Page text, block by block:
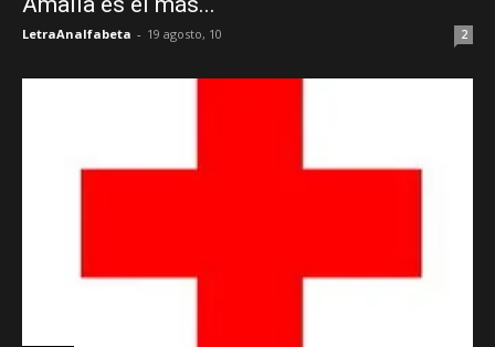
LetraAnalfabeta - 19 agosto, 10 2